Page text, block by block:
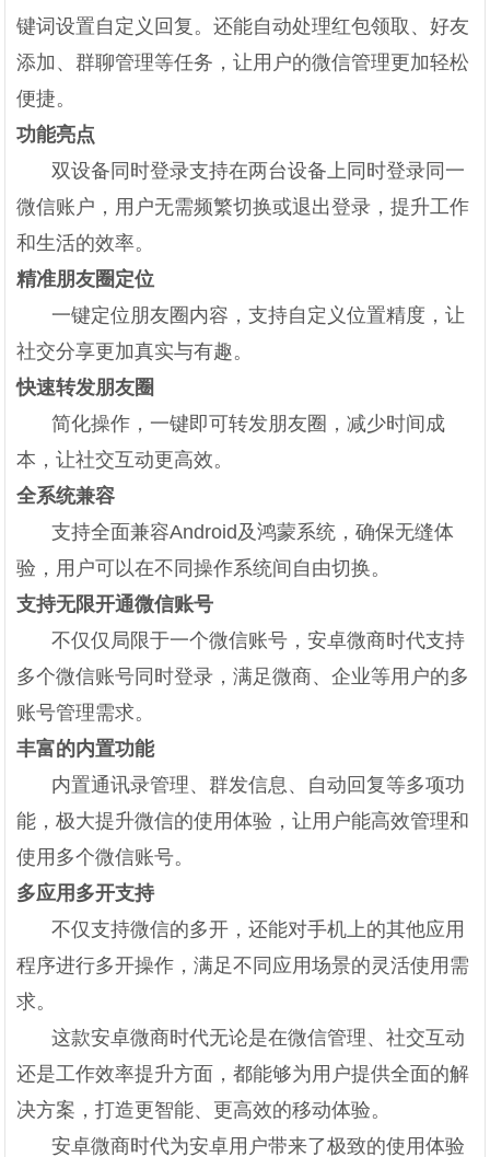
键词设置自定义回复。还能自动处理红包领取、好友
添加、群聊管理等任务，让用户的微信管理更加轻松
便捷。
功能亮点
双设备同时登录支持在两台设备上同时登录同一
微信账户，用户无需频繁切换或退出登录，提升工作
和生活的效率。
精准朋友圈定位
一键定位朋友圈内容，支持自定义位置精度，让
社交分享更加真实与有趣。
快速转发朋友圈
简化操作，一键即可转发朋友圈，减少时间成
本，让社交互动更高效。
全系统兼容
支持全面兼容Android及鸿蒙系统，确保无缝体
验，用户可以在不同操作系统间自由切换。
支持无限开通微信账号
不仅仅局限于一个微信账号，安卓微商时代支持
多个微信账号同时登录，满足微商、企业等用户的多
账号管理需求。
丰富的内置功能
内置通讯录管理、群发信息、自动回复等多项功
能，极大提升微信的使用体验，让用户能高效管理和
使用多个微信账号。
多应用多开支持
不仅支持微信的多开，还能对手机上的其他应用
程序进行多开操作，满足不同应用场景的灵活使用需
求。
这款安卓微商时代无论是在微信管理、社交互动
还是工作效率提升方面，都能够为用户提供全面的解
决方案，打造更智能、更高效的移动体验。
安卓微商时代为安卓用户带来了极致的使用体验